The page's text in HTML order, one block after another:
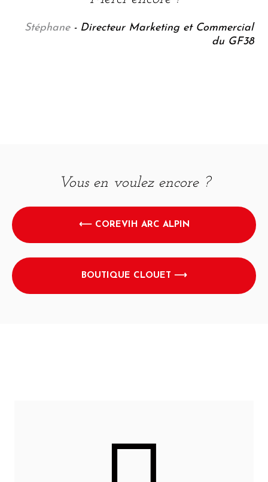
Stéphane- Directeur Marketing et Commercial
du GF38
Vous en voulez encore ?
⟵ COREVIH ARC ALPIN
BOUTIQUE CLOUET ⟶